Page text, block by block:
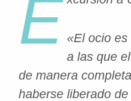
E «El ocio
a las que
de manera
haberse liberado